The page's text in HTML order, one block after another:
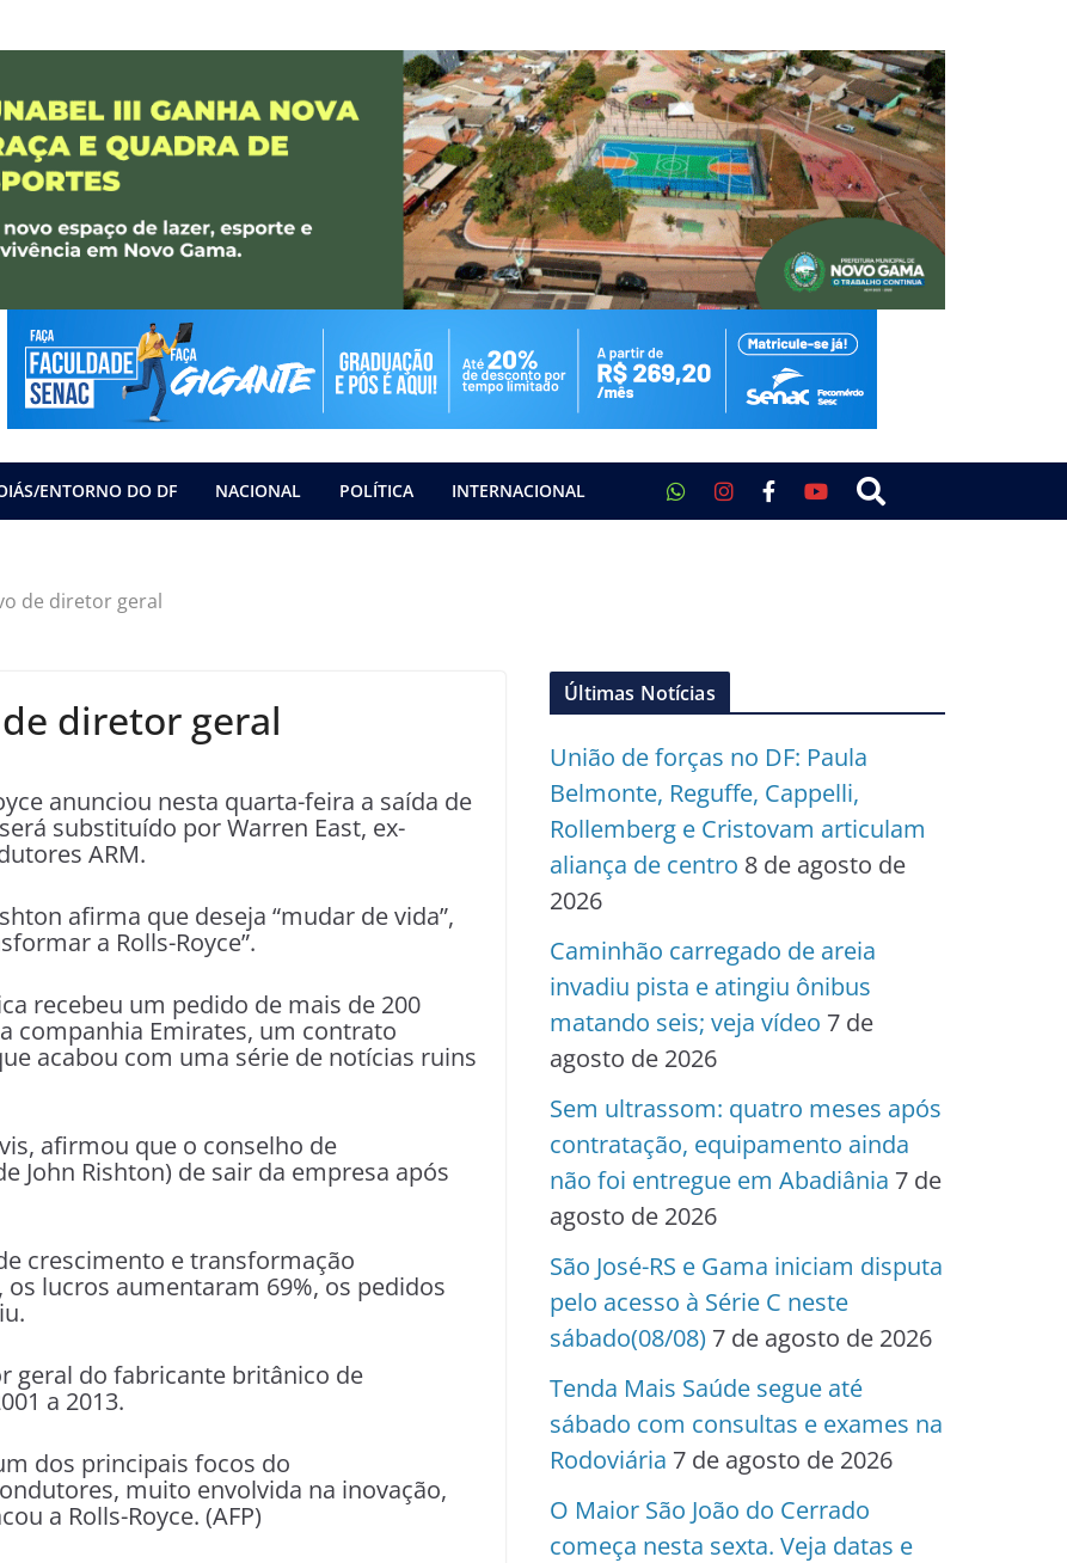
ENTORNO DO DF NACIONAL POLÍTICA INTERNACIONAL
de diretor geral
diretor geral
anunciou nesta quarta-feira a saída de
substituído por Warren East, ex-
ARM.
afirma que deseja “mudar de vida”,
a Rolls-Royce”.
recebeu um pedido de mais de 200
companhia Emirates, um contrato
acabou com uma série de notícias ruins
afirmou que o conselho de
John Rishton) de sair da empresa após
crescimento e transformação
lucros aumentaram 69%, os pedidos
geral do fabricante britânico de
a 2013.
dos principais focos do
muito envolvida na inovação,
a Rolls-Royce. (AFP)
Últimas Notícias
União de forças no DF: Paula
Belmonte, Reguffe, Cappelli,
Rollemberg e Cristovam articulam
aliança de centro 8 de agosto de
2026
Caminhão carregado de areia
invadiu pista e atingiu ônibus
matando seis; veja vídeo 7 de
agosto de 2026
Sem ultrassom: quatro meses após
contratação, equipamento ainda
não foi entregue em Abadiânia 7 de
agosto de 2026
São José-RS e Gama iniciam disputa
pelo acesso à Série C neste
sábado(08/08) 7 de agosto de 2026
Tenda Mais Saúde segue até
sábado com consultas e exames na
Rodoviária 7 de agosto de 2026
O Maior São João do Cerrado
começa nesta sexta. Veja datas e